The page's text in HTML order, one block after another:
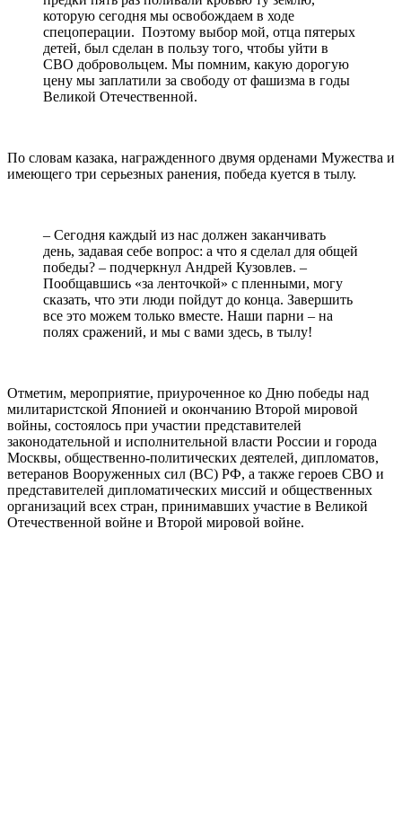
которую сегодня мы освобождаем в ходе
спецоперации. Поэтому выбор мой, отца пятерых
детей, был сделан в пользу того, чтобы уйти в
СВО добровольцем. Мы помним, какую дорогую
цену мы заплатили за свободу от фашизма в годы
Великой Отечественной.
По словам казака, награжденного двумя орденами Мужества и
имеющего три серьезных ранения, победа куется в тылу.
– Сегодня каждый из нас должен заканчивать
день, задавая себе вопрос: а что я сделал для общей
победы? – подчеркнул Андрей Кузовлев. –
Пообщавшись «за ленточкой» с пленными, могу
сказать, что эти люди пойдут до конца. Завершить
все это можем только вместе. Наши парни – на
полях сражений, и мы с вами здесь, в тылу!
Отметим, мероприятие, приуроченное ко Дню победы над
милитаристской Японией и окончанию Второй мировой
войны, состоялось при участии представителей
законодательной и исполнительной власти России и города
Москвы, общественно-политических деятелей, дипломатов,
ветеранов Вооруженных сил (ВС) РФ, а также героев СВО и
представителей дипломатических миссий и общественных
организаций всех стран, принимавших участие в Великой
Отечественной войне и Второй мировой войне.